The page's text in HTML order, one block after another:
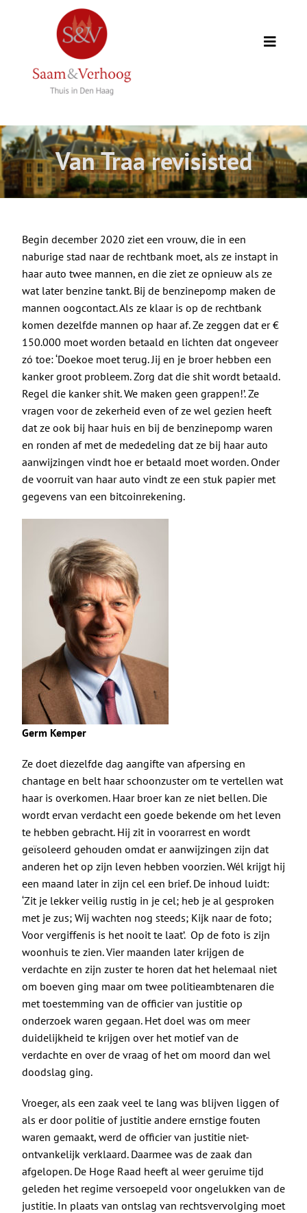
Toggle
Opdrachtgevers
Expertise
Academie
De Politieke Coach
Raadgevers
Actueel
Contact
Van Traa revisisted
Begin december 2020 ziet een vrouw, die in een
naburige stad naar de rechtbank moet, als ze instapt in
haar auto twee mannen, en die ziet ze opnieuw als ze
wat later benzine tankt. Bij de benzinepomp maken de
mannen oogcontact. Als ze klaar is op de rechtbank
komen dezelfde mannen op haar af. Ze zeggen dat er €
150.000 moet worden betaald en lichten dat ongeveer
zó toe: ‘Doekoe moet terug. Jij en je broer hebben een
kanker groot probleem. Zorg dat die shit wordt betaald.
Regel die kanker shit. We maken geen grappen!’. Ze
vragen voor de zekerheid even of ze wel gezien heeft
dat ze ook bij haar huis en bij de benzinepomp waren
en ronden af met de mededeling dat ze bij haar auto
aanwijzingen vindt hoe er betaald moet worden. Onder
de voorruit van haar auto vindt ze een stuk papier met
gegevens van een bitcoinrekening.
Germ Kemper
Ze doet diezelfde dag aangifte van afpersing en
chantage en belt haar schoonzuster om te vertellen wat
haar is overkomen. Haar broer kan ze niet bellen. Die
wordt ervan verdacht een goede bekende om het leven
te hebben gebracht. Hij zit in voorarrest en wordt
geïsoleerd gehouden omdat er aanwijzingen zijn dat
anderen het op zijn leven hebben voorzien. Wél krijgt hij
een maand later in zijn cel een brief. De inhoud luidt:
‘Zit je lekker veilig rustig in je cel; heb je al gesproken
met je zus; Wij wachten nog steeds; Kijk naar de foto;
Voor vergiffenis is het nooit te laat’. Op de foto is zijn
woonhuis te zien. Vier maanden later krijgen de
verdachte en zijn zuster te horen dat het helemaal niet
om boeven ging maar om twee politieambtenaren die
met toestemming van de officier van justitie op
onderzoek waren gegaan. Het doel was om meer
duidelijkheid te krijgen over het motief van de
verdachte en over de vraag of het om moord dan wel
doodslag ging.
Vroeger, als een zaak veel te lang was blijven liggen of
als er door politie of justitie andere ernstige fouten
waren gemaakt, werd de officier van justitie niet-
ontvankelijk verklaard. Daarmee was de zaak dan
afgelopen. De Hoge Raad heeft al weer geruime tijd
geleden het regime versoepeld voor ongelukken van de
justitie. In plaats van ontslag van rechtsvervolging moet